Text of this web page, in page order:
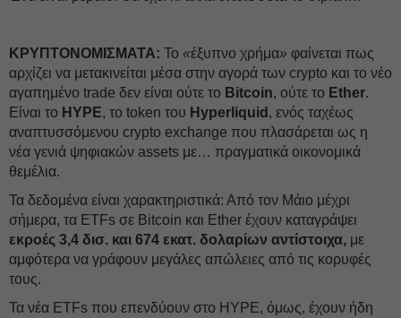
ΚΡΥΠΤΟΝΟΜΙΣΜΑΤΑ: Το «έξυπνο χρήμα» φαίνεται πως
αρχίζει να μετακινείται μέσα στην αγορά των crypto και το νέο
αγαπημένο trade δεν είναι ούτε το Bitcoin, ούτε το Ether.
Είναι το HYPE, το token του Hyperliquid , ενός ταχέως
αναπτυσσόμενου crypto exchange που πλασάρεται ως η
νέα γενιά ψηφιακών assets με… πραγματικά οικονομικά
θεμέλια.
Τα δεδομένα είναι χαρακτηριστικά: Από τον Μάιο μέχρι
σήμερα, τα ETFs σε Bitcoin και Ether έχουν καταγράψει
εκροές 3,4 δισ. και 674 εκατ. δολαρίων αντίστοιχα, με
αμφότερα να γράφουν μεγάλες απώλειες από τις κορυφές
τους.
Τα νέα ETFs που επενδύουν στο HYPE, όμως, έχουν ήδη